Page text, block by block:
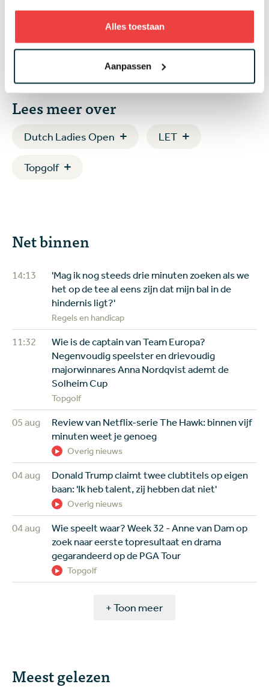
Alles toestaan
Aanpassen
nieuwe caddie in Italië
Lees meer over
Dutch Ladies Open LET
Topgolf
Net binnen
14:13
'Mag ik nog steeds drie minuten zoeken als we
het op de tee al eens zijn dat mijn bal in de
hindernis ligt?'
Regels en handicap
11:32
Wie is de captain van Team Europa?
Negenvoudig speelster en drievoudig
majorwinnares Anna Nordqvist ademt de
Solheim Cup
Topgolf
05 aug
Review van Netflix-serie The Hawk: binnen vijf
minuten weet je genoeg
Overig nieuws
04 aug
Donald Trump claimt twee clubtitels op eigen
baan: 'Ik heb talent, zij hebben dat niet'
Overig nieuws
04 aug
Wie speelt waar? Week 32 - Anne van Dam op
zoek naar eerste topresultaat en drama
gegarandeerd op de PGA Tour
Topgolf
+ Toon meer
Meest gelezen